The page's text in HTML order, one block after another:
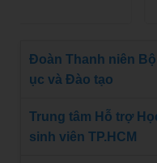
Đoàn Thanh niên Bộ
ục và Đào tạo
Trung tâm Hỗ trợ
sinh viên TP.HCM